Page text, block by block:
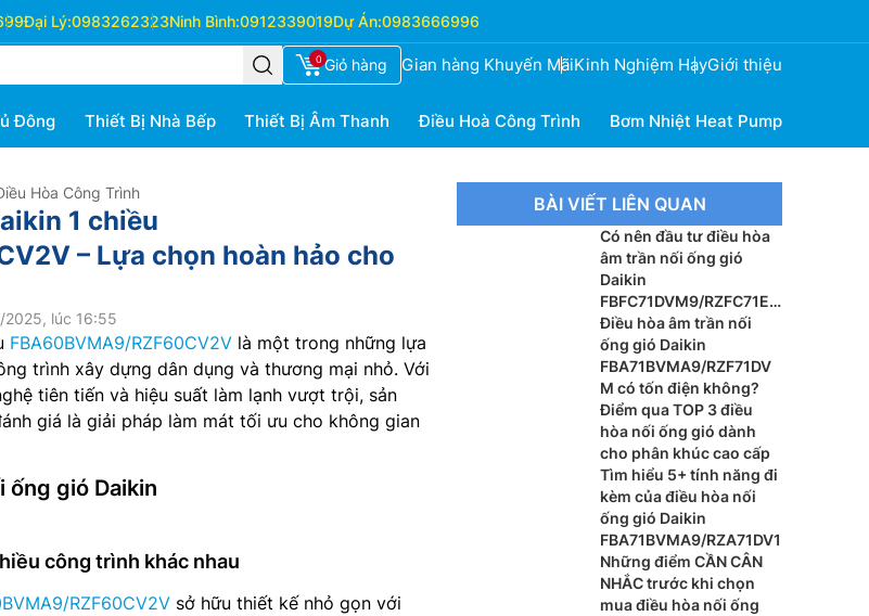
Đại Lý:0983262323Ninh Bình:0912339019Dự Án:0983666996
0 Giỏ hàng Gian hàng Khuyến MãiKinh Nghiệm HayGiới thiệu
Đông Thiết Bị Nhà Bếp Thiết Bị Âm Thanh Điều Hoà Công Trình Bơm Nhiệt Heat Pump
Hòa Công Trình
1 chiều
– Lựa chọn hoàn hảo cho
lúc 16:55
FBA60BVMA9/RZF60CV2V là một trong những lựa
trình xây dựng dân dụng và thương mại nhỏ. Với
tiên tiến và hiệu suất làm lạnh vượt trội, sản
giá là giải pháp làm mát tối ưu cho không gian
ống gió Daikin
công trình khác nhau
RZF60CV2V sở hữu thiết kế nhỏ gọn với
BÀI VIẾT LIÊN QUAN
Có nên đầu tư điều hòa
âm trần nối ống gió
Daikin
FBFC71DVM9/RZFC71EV
M cho xu hướng nội thất
cao cấp?
Điều hòa âm trần nối
ống gió Daikin
FBA71BVMA9/RZF71DV
M có tốn điện không?
Điểm qua TOP 3 điều
hòa nối ống gió dành
cho phân khúc cao cấp
Tìm hiểu 5+ tính năng đi
kèm của điều hòa nối
ống gió Daikin
FBA71BVMA9/RZA71DV1
Những điểm CẦN CÂN
NHẮC trước khi chọn
mua điều hòa nối ống